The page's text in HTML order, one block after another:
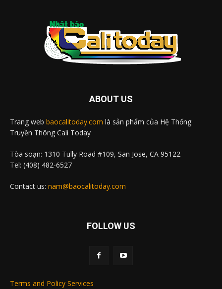
ABOUT US
Trang web baocalitoday.com là sản phẩm của Hệ Thống
Truyền Thông Cali Today
Tòa soạn: 1310 Tully Road #109, San Jose, CA 95122
Tel: (408) 482-6527
Contact us: nam@baocalitoday.com
FOLLOW US
Terms and Policy Services